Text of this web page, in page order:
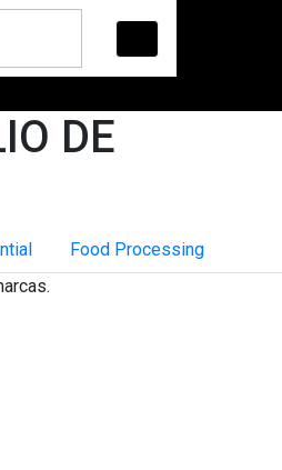
DE
Food Processing